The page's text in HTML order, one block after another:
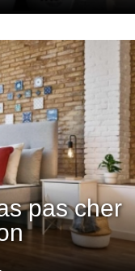
pas cher